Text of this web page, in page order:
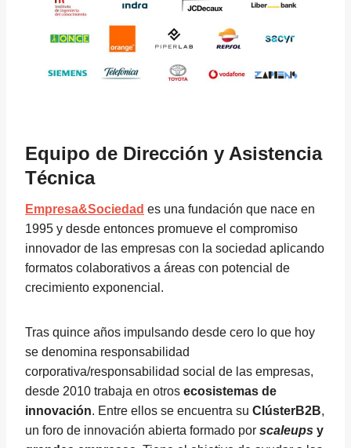
Equipo de Dirección y Asistencia
Técnica
Empresa&Sociedad es una fundación que nace en
1995 y desde entonces promueve el compromiso
innovador de las empresas con la sociedad aplicando
formatos colaborativos a áreas con potencial de
crecimiento exponencial.
Tras quince años impulsando desde cero lo que hoy
se denomina responsabilidad
corporativa/responsabilidad social de las empresas,
desde 2010 trabaja en otros ecosistemas de
innovación. Entre ellos se encuentra su ClústerB2B,
un foro de innovación abierta formado por scaleups y